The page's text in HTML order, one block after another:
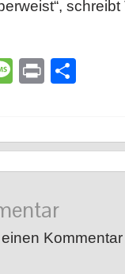
schreibt
Message
Print